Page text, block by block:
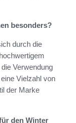
besonders?
durch die
Verwendung
Vielzahl von
der Marke
den Winter